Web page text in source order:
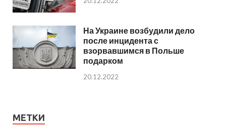
На Украине возбудили дело
после инцидента с
взорвавшимся в Польше
подарком
20.12.2022
МЕТКИ